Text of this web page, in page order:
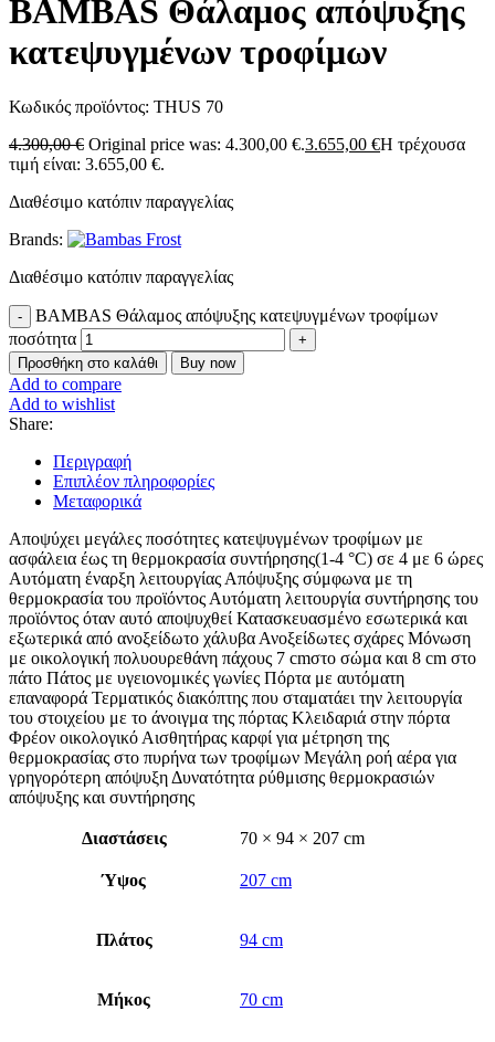
BAMBAS Θάλαμος απόψυξης
κατεψυγμένων τροφίμων
Κωδικός προϊόντος: THUS 70
4.300,00€ Original price was: 4.300,00 €.3.655,00 €Η τρέχουσα
τιμή είναι: 3.655,00 €.
Διαθέσιμο κατόπιν παραγγελίας
Brands:
Διαθέσιμο κατόπιν παραγγελίας
BAMBAS Θάλαμος απόψυξης κατεψυγμένων τροφίμων
ποσότητα
Προσθήκη στο καλάθι Buy now
Add to compare
Add to wishlist
Share:
Περιγραφή
Επιπλέον πληροφορίες
Μεταφορικά
Αποψύχει μεγάλες ποσότητες κατεψυγμένων τροφίμων με
ασφάλεια έως τη θερμοκρασία συντήρησης(1-4 °C) σε 4 με 6 ώρες
Αυτόματη έναρξη λειτουργίας Απόψυξης σύμφωνα με τη
θερμοκρασία του προϊόντος Αυτόματη λειτουργία συντήρησης του
προϊόντος όταν αυτό αποψυχθεί Κατασκευασμένο εσωτερικά και
εξωτερικά από ανοξείδωτο χάλυβα Ανοξείδωτες σχάρες Μόνωση
με οικολογική πολυουρεθάνη πάχους 7 cmστο σώμα και 8 cm στο
πάτο Πάτος με υγειονομικές γωνίες Πόρτα με αυτόματη
επαναφορά Τερματικός διακόπτης που σταματάει την λειτουργία
του στοιχείου με το άνοιγμα της πόρτας Κλειδαριά στην πόρτα
Φρέον οικολογικό Αισθητήρας καρφί για μέτρηση της
θερμοκρασίας στο πυρήνα των τροφίμων Μεγάλη ροή αέρα για
γρηγορότερη απόψυξη Δυνατότητα ρύθμισης θερμοκρασιών
απόψυξης και συντήρησης
Διαστάσεις 70 × 94 × 207 cm
Ύψος 207 cm
Πλάτος 94 cm
Μήκος 70 cm